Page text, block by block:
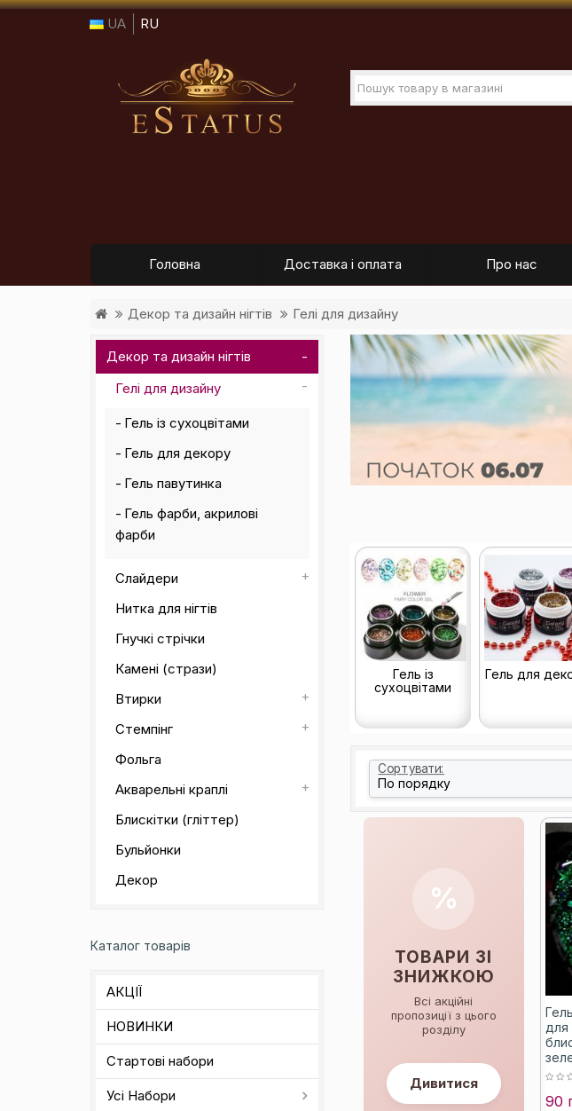
UA RU
Головна Доставка і оплата Про нас
Декор та дизайн нігтів Гелі для дизайну
Декор та дизайн нігтів
Гелі для дизайну
Гель із сухоцвітами
Гель для декору
Гель павутинка
Гель фарби, акрилові
фарби
Слайдери
Нитка для нігтів
Гнучкі стрічки
Камені (стрази)
Втирки
Стемпінг
Фольга
Акварельні краплі
Блискітки (гліттер)
Бульйонки
Декор
Каталог товарів
АКЦІЇ
НОВИНКИ
Стартові набори
Усі Набори
Гель із
сухоцвітами
Гель для
Сортувати:
%
ТОВАРИ ЗІ
ЗНИЖКОЮ
Всі акційні
пропозиції з цього
розділу
Дивитися
для
90